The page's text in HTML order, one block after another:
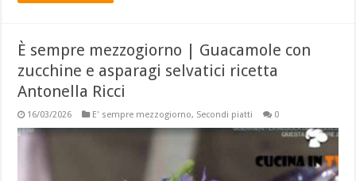
È sempre mezzogiorno | Guacamole con
zucchine e asparagi selvatici ricetta
Antonella Ricci
16/03/2026 E' sempre mezzogiorno, Secondi piatti 0